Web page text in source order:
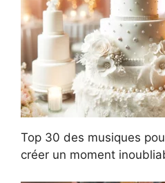
Top 30 des musiques
créer un moment